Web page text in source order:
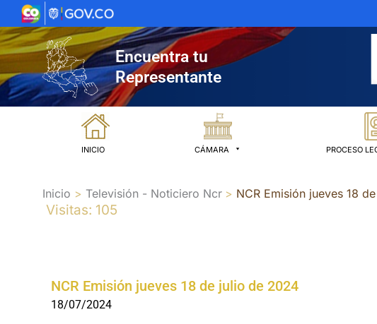
al
contenido
Encuentra tu
Representante
INICIO CÁMARA PROCESO
Inicio Televisión - Noticiero Ncr NCR Emisión jueves 18
Visitas: 105
NCR Emisión jueves 18 de julio de 2024
18/07/2024